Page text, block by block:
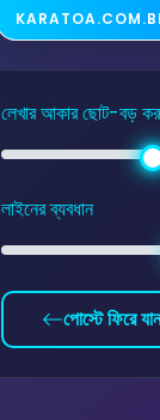
লেখার আকার ছোট-বড়
লাইনের ব্যবধান
পোস্টে ফিরে যান